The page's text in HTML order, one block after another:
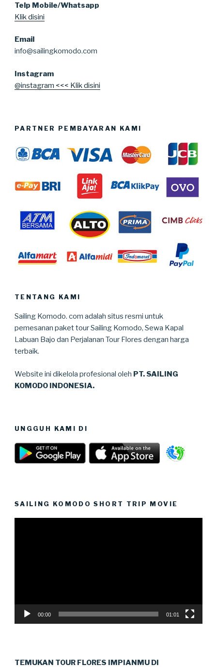
Telp Mobile/Whatsapp
Klik disini
Email
info@sailingkomodo.com
Instagram
@instagram <<< Klik disini
PARTNER PEMBAYARAN KAMI
TENTANG KAMI
Sailing Komodo. com adalah situs resmi untuk
pemesanan paket tour Sailing Komodo, Sewa Kapal
Labuan Bajo dan Perjalanan Tour Flores dengan harga
terbaik.
Website ini dikelola profesional oleh PT. SAILING
KOMODO INDONESIA.
UNGGUH KAMI DI
SAILING KOMODO SHORT TRIP MOVIE
00:00 01:01
TEMUKAN TOUR FLORES IMPIANMU DI